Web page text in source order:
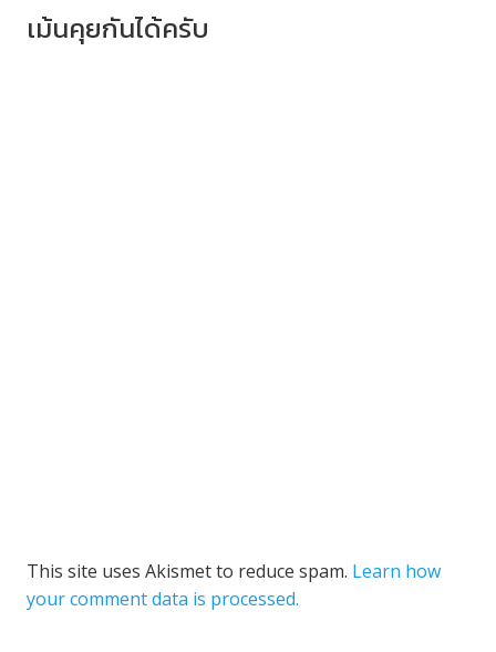
เม้นคุยกันได้ครับ
This site uses Akismet to reduce spam. Learn how
your comment data is processed.